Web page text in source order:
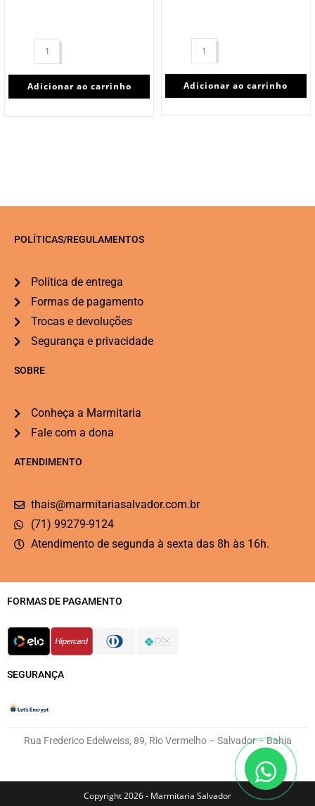
Adicionar ao carrinho Adicionar ao carrinho
POLÍTICAS/REGULAMENTOS
Política de entrega
Formas de pagamento
Trocas e devoluções
Segurança e privacidade
SOBRE
Conheça a Marmitaria
Fale com a dona
ATENDIMENTO
thais@marmitariasalvador.com.br
(71) 99279-9124
Atendimento de segunda à sexta das 8h às 16h.
FORMAS DE PAGAMENTO
SEGURANÇA
Rua Frederico Edelweiss, 89, Rio Vermelho – Salvador – Bahia
Copyright 2026 - Marmitaria Salvador